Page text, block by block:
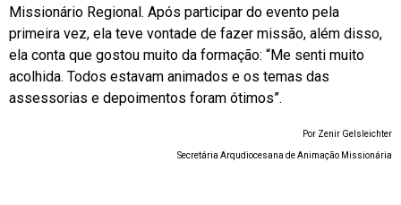
Missionário Regional. Após participar do evento pela
primeira vez, ela teve vontade de fazer missão, além disso,
ela conta que gostou muito da formação: “Me senti muito
acolhida. Todos estavam animados e os temas das
assessorias e depoimentos foram ótimos”.
Por Zenir Gelsleichter
Secretária Arqudiocesana de Animação Missionária